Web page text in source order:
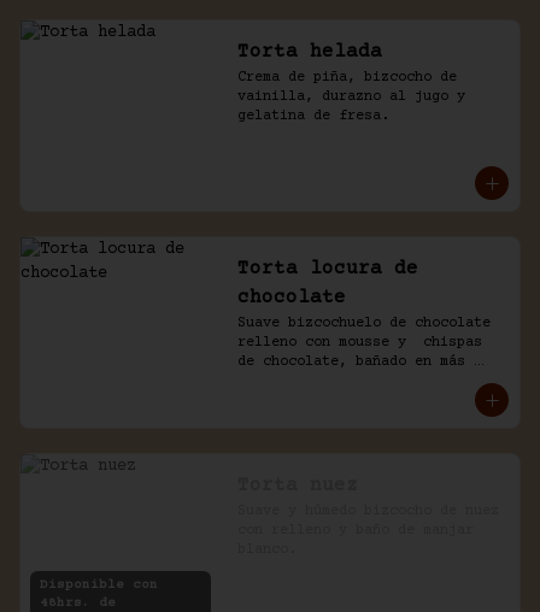
Torta helada
Crema de piña, bizcocho de
vainilla, durazno al jugo y
gelatina de fresa.
Torta locura de
chocolate
Suave bizcochuelo de chocolate
relleno con mousse y  chispas
de chocolate, bañado en más
Disponible con
48hrs. de